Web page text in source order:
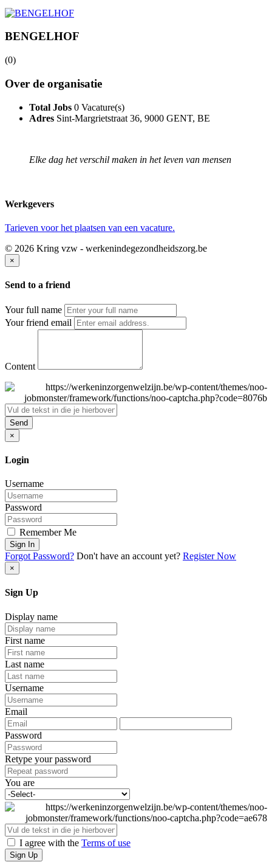
BENGELHOF
(0)
Over de organisatie
Total Jobs 0 Vacature(s)
Adres Sint-Margrietstraat 36, 9000 GENT, BE
Elke dag het verschil maken in het leven van mensen
Werkgevers
Tarieven voor het plaatsen van een vacature.
© 2026 Kring vzw - werkenindegezondheidszorg.be
×
Send to a friend
Your full name
Your friend email
Content
Send
×
Login
Username
Password
Remember Me
Sign In
Forgot Password? Don't have an account yet? Register Now
×
Sign Up
Display name
First name
Last name
Username
Email
Password
Retype your password
You are
I agree with the Terms of use
Sign Up